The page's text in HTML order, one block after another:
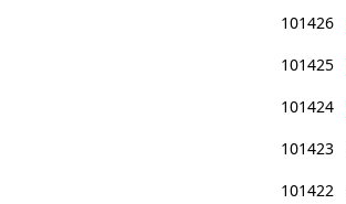
101426
101425
101424
101423
101422